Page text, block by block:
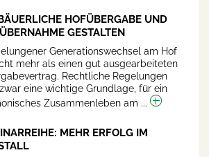
HOFÜBERGABE UND
GESTALTEN
Generationswechsel am Hof
mehr als einen gut ausgearbeiteten
Rechtliche Regelungen
eine wichtige Grundlage, für ein
Zusammenleben am ...
MEHR ERFOLG IM